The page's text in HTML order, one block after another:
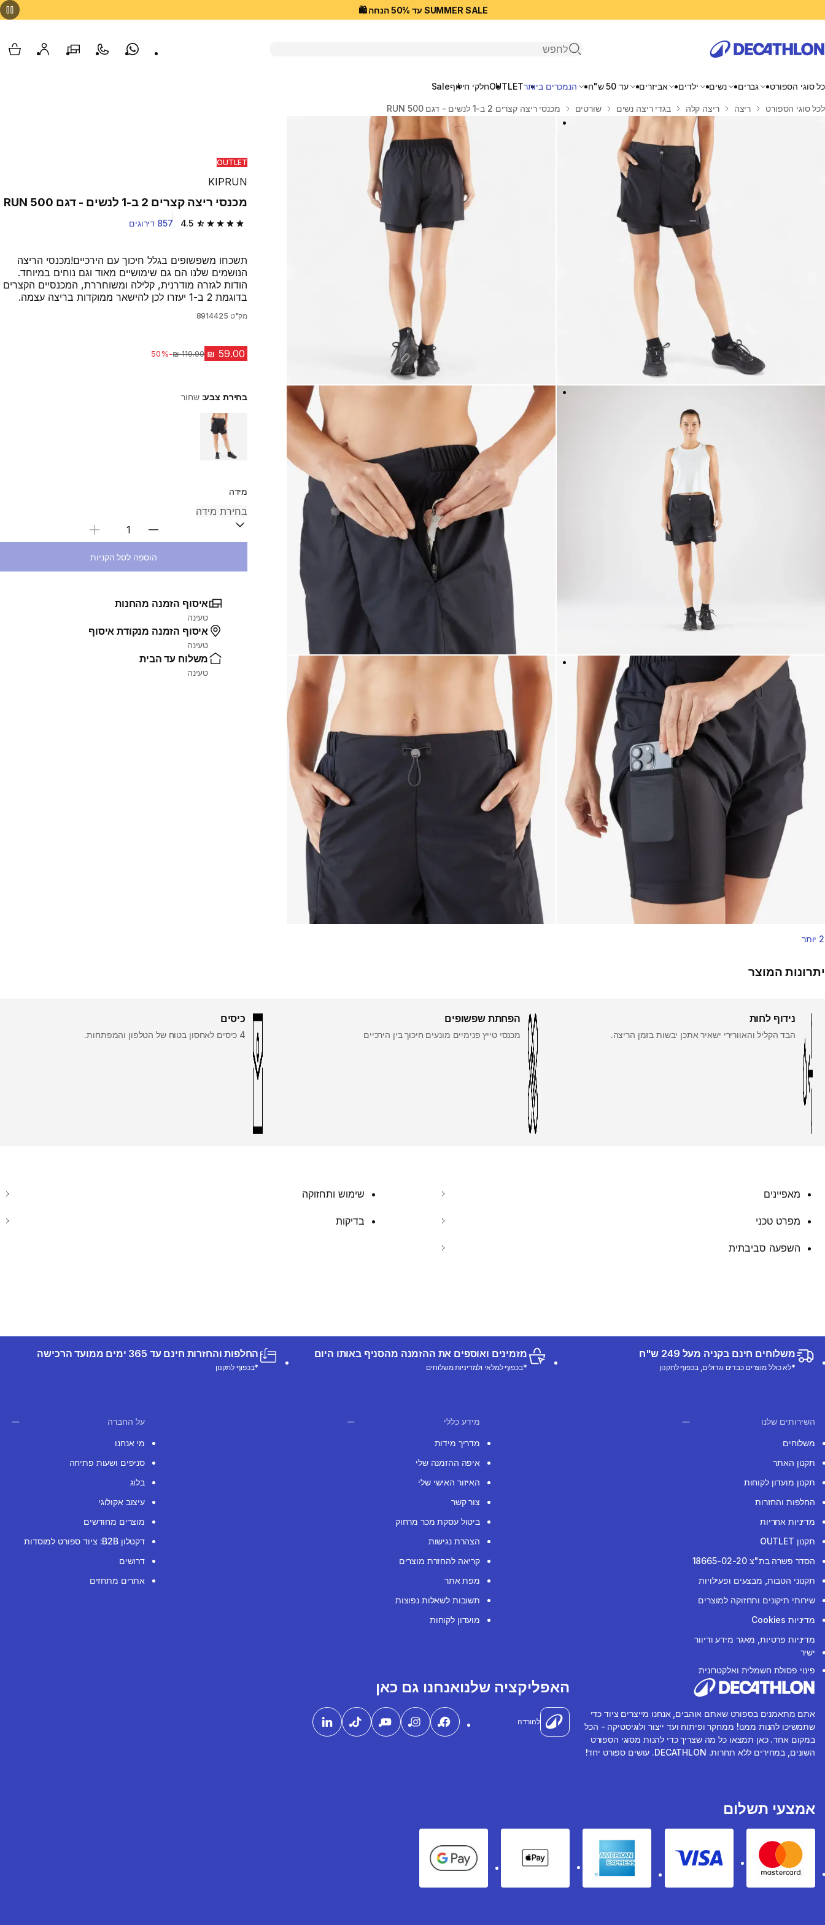
SUMMER SALE עד 50% הנחה 🛍️
פתיחת חיפוש
Whatsappצור קשרהסניפים שלנוהחשבון שלי
כל סוגי הספורט גברים נשים ילדים אביזרים עד 50 ש"ח הנמכרים ביותרOUTLETחלקי חילוףSale
בית
לכל סוגי הספורט ריצה ריצה קלה בגדי ריצה נשים שורטים מכנסי ריצה קצרים 2 ב-1 לנשים - דגם RUN 500
2 יותר
OUTLET
KIPRUN
מכנסי ריצה קצרים 2 ב-1 לנשים - דגם RUN 500
4.5 4.5 out of 5 stars from 857 reviews 857 דירוגים
תשכחו משפשופים בגלל חיכוך עם הירכיים!מכנסי הריצה
הנושמים שלנו הם גם שימושיים מאוד וגם נוחים במיוחד.
הודות לגזרה מודרנית, קלילה ומשוחררת, המכנסיים הקצרים
בדוגמת 2 ב-1 יעזרו לכן להישאר ממוקדות בריצה עצמה.
מק"ט 8914425
מחיר לפני הנחה‏119.90 ₪
-50%
בחירת צבע:שחור
Choose a variant
מידה
בחירת כמות
הוספה לסל הקניות
איסוף הזמנה מהחנות
טעינה
איסוף הזמנה מנקודת איסוף
טעינה
משלוח עד הבית
טעינה
יתרונות המוצר
נידוף לחות
הבד הקליל והאוורירי ישאיר אתכן יבשות בזמן הריצה.
הפחתת שפשופים
מכנסי טייץ פנימיים מונעים חיכוך בין הירכיים
כיסים
4 כיסים לאחסון בטוח של הטלפון והמפתחות.
מאפיינים שימוש ותחזוקה
מפרט טכני בדיקות
השפעה סביבתית
משלוחים חינם בקניה מעל 249 ש"ח
*לא כולל מוצרים כבדים וגדולים, בכפוף לתקנון
מזמינים ואוספים את ההזמנה מהסניף באותו היום
*בכפוף למלאי ולמדיניות משלוחים
החלפות והחזרות חינם עד 365 ימים ממועד הרכישה
*בכפוף לתקנון
השירותים שלנו
משלוחים
תקנון האתר
תקנון מועדון לקוחות
החלפות והחזרות
מדיניות אחריות
תקנון OUTLET
הסדר פשרה בת"צ 18665-02-20
תקנוני הטבות, מבצעים ופעילויות
שירותי תיקונים ותחזוקה למוצרים
מדיניות Cookies
מדיניות פרטיות, מאגר מידע ודיוור
ישיר
פינוי פסולת חשמלית ואלקטרונית
מידע כללי
מדריך מידות
איפה ההזמנה שלי
האיזור האישי שלי
צור קשר
ביטול עסקת מכר מרחוק
הצהרת נגישות
קריאה להחזרת מוצרים
מפת אתר
תשובות לשאלות נפוצות
מועדון לקוחות
על החברה
מי אנחנו
סניפים ושעות פתיחה
בלוג
עיצוב אקולוגי
מוצרים מחודשים
דקטלון B2B: ציוד ספורט למוסדות
דרושים
אתרים מתחזים
אתם מתאמנים בספורט שאתם אוהבים, אנחנו מייצרים ציוד כדי
שתמשיכו להנות ממנו! ממחקר ופיתוח ועד ייצור ולוגיסטיקה - הכל
במקום אחד. כאן תמצאו כל מה שצריך כדי להנות מסוגי הספורט
השונים, במחירים ללא תחרות. DECATHLON. עושים ספורט יחד!
האפליקציה שלנו
להורדה
אנחנו גם כאן
אמצעי תשלום
Mastercard
Visa
American express
Apple Pay
Google Pay